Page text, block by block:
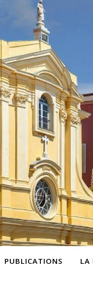
PUBLICATIONS LA